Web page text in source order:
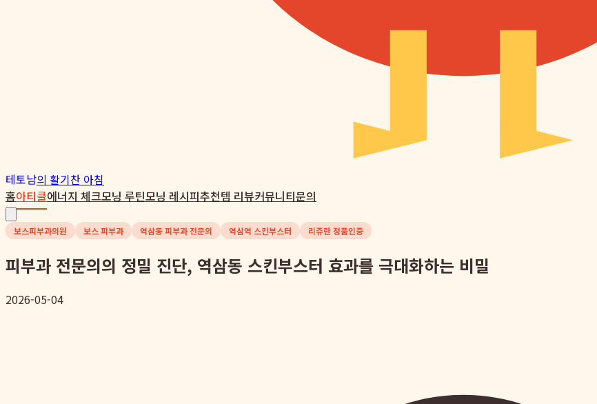
테토남의 활기찬 아침
홈아티클에너지 체크모닝 루틴모닝 레시피추천템 리뷰커뮤니티문의
보스피부과의원 보스 피부과 역삼동 피부과 전문의 역삼역 스킨부스터 리쥬란 정품인증
피부과 전문의의 정밀 진단, 역삼동 스킨부스터 효과를 극대화하는 비밀
2026-05-04